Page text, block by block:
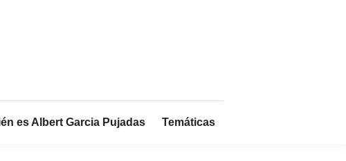
es Albert Garcia Pujadas Temáticas